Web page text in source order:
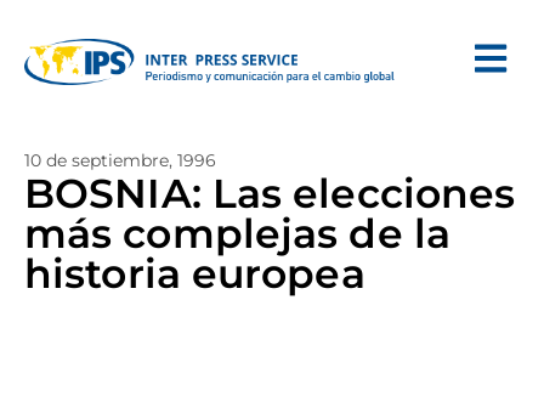
10 de septiembre, 1996
BOSNIA: Las elecciones
más complejas de la
historia europea